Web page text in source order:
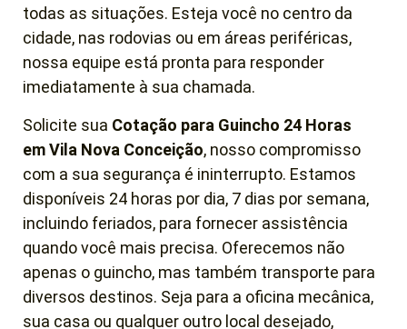
todas as situações. Esteja você no centro da
cidade, nas rodovias ou em áreas periféricas,
nossa equipe está pronta para responder
imediatamente à sua chamada.
Solicite sua Cotação para Guincho 24 Horas
emVila Nova Conceição, nosso compromisso
com a sua segurança é ininterrupto. Estamos
disponíveis 24 horas por dia, 7 dias por semana,
incluindo feriados, para fornecer assistência
quando você mais precisa. Oferecemos não
apenas o guincho, mas também transporte para
diversos destinos. Seja para a oficina mecânica,
sua casa ou qualquer outro local desejado,